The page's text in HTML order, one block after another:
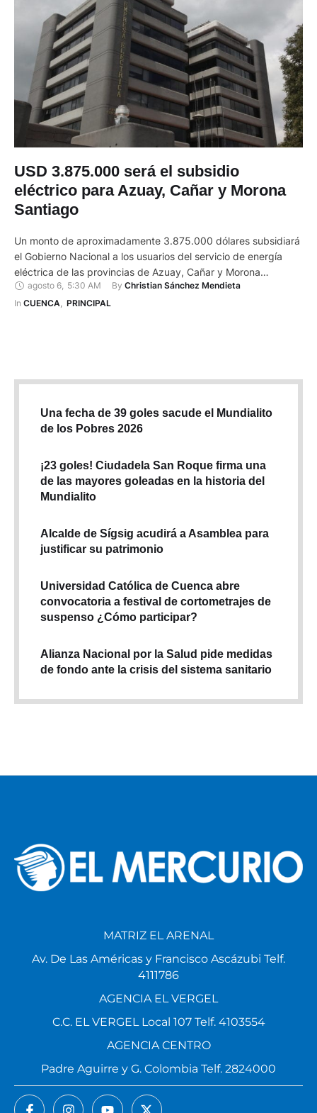
USD 3.875.000 será el subsidio
eléctrico para Azuay, Cañar y Morona
Santiago
Un monto de aproximadamente 3.875.000 dólares subsidiará
el Gobierno Nacional a los usuarios del servicio de energía
eléctrica de las provincias de Azuay, Cañar y Morona
Santiago. Así lo confirmó Galo Segarra, director de
Comercialización de la Empresa Eléctrica Regional Centro Sur
agosto 6 5:30 AM By Christian Sánchez Mendieta
In CUENCA, PRINCIPAL
Una fecha de 39 goles sacude el Mundialito
de los Pobres 2026
¡23 goles! Ciudadela San Roque firma una
de las mayores goleadas en la historia del
Mundialito
Alcalde de Sígsig acudirá a Asamblea para
justificar su patrimonio
Universidad Católica de Cuenca abre
convocatoria a festival de cortometrajes de
suspenso ¿Cómo participar?
Alianza Nacional por la Salud pide medidas
de fondo ante la crisis del sistema sanitario
MATRIZ EL ARENAL
Av. De Las Américas y Francisco Ascázubi Telf.
4111786
AGENCIA EL VERGEL
C.C. EL VERGEL Local 107 Telf. 4103554
AGENCIA CENTRO
Padre Aguirre y G. Colombia Telf. 2824000